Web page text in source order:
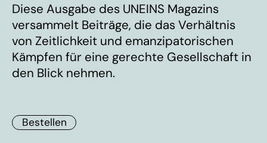
Diese Ausgabe des UNEINS Magazins
versammelt Beiträge, die das Verhältnis
von Zeitlichkeit und emanzipatorischen
Kämpfen für eine gerechte Gesellschaft in
den Blick nehmen.
Bestellen